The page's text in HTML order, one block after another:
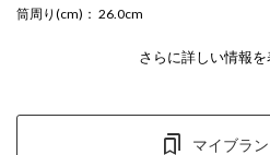
筒周り(cm) ： 26.0cm
さらに詳しい情報を
マイブラ